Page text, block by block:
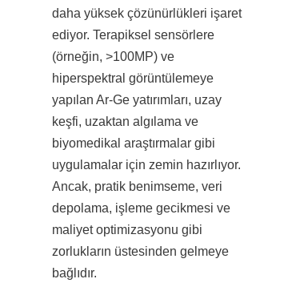
daha yüksek çözünürlükleri işaret
ediyor. Terapiksel sensörlere
(örneğin, >100MP) ve
hiperspektral görüntülemeye
yapılan Ar-Ge yatırımları, uzay
keşfi, uzaktan algılama ve
biyomedikal araştırmalar gibi
uygulamalar için zemin hazırlıyor.
Ancak, pratik benimseme, veri
depolama, işleme gecikmesi ve
maliyet optimizasyonu gibi
zorlukların üstesinden gelmeye
bağlıdır.